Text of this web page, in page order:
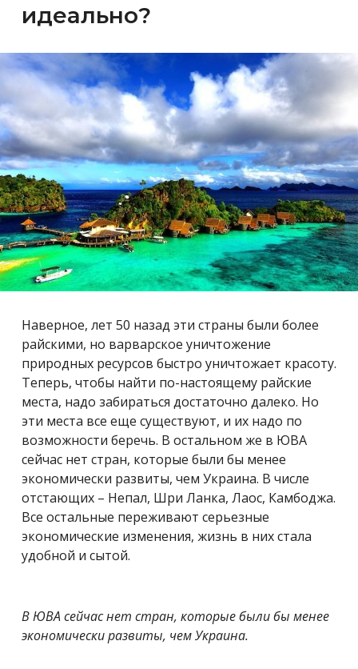
идеально?
Наверное, лет 50 назад эти страны были более
райскими, но варварское уничтожение
природных ресурсов быстро уничтожает красоту.
Теперь, чтобы найти по-настоящему райские
места, надо забираться достаточно далеко. Но
эти места все еще существуют, и их надо по
возможности беречь. В остальном же в ЮВА
сейчас нет стран, которые были бы менее
экономически развиты, чем Украина. В числе
отстающих – Непал, Шри Ланка, Лаос, Камбоджа.
Все остальные переживают серьезные
экономические изменения, жизнь в них стала
удобной и сытой.
В ЮВА сейчас нет стран, которые были бы менее
экономически развиты, чем Украина.